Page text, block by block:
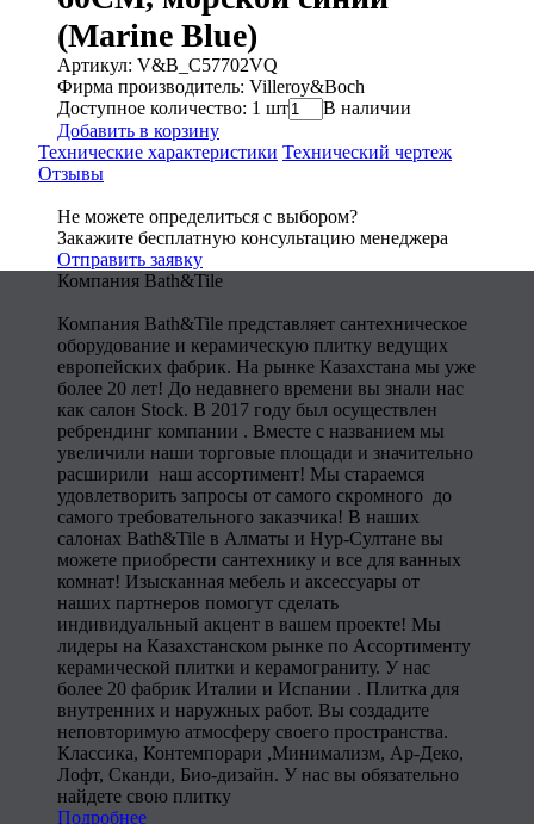
(Marine Blue)
Артикул: V&B_C57702VQ
Фирма производитель: Villeroy&Boch
Доступное количество: 1 шт
В наличии
Добавить в корзину
Технические характеристики Технический чертеж
Отзывы
Не можете определиться с выбором?
Закажите бесплатную консультацию менеджера
Отправить заявку
Компания Bath&Tile
Компания Bath&Tile представляет сантехническое
оборудование и керамическую плитку ведущих
европейских фабрик. На рынке Казахстана мы уже
более 20 лет! До недавнего времени вы знали нас
как салон Stock. В 2017 году был осуществлен
ребрендинг компании . Вместе с названием мы
увеличили наши торговые площади и значительно
расширили наш ассортимент! Мы стараемся
удовлетворить запросы от самого скромного до
самого требовательного заказчика! В наших
салонах Bath&Tile в Алматы и Нур-Султане вы
можете приобрести сантехнику и все для ванных
комнат! Изысканная мебель и аксессуары от
наших партнеров помогут сделать
индивидуальный акцент в вашем проекте! Мы
лидеры на Казахстанском рынке по Ассортименту
керамической плитки и керамограниту. У нас
более 20 фабрик Италии и Испании . Плитка для
внутренних и наружных работ. Вы создадите
неповторимую атмосферу своего пространства.
Классика, Контемпорари ,Минимализм, Ар-Деко,
Лофт, Сканди, Био-дизайн. У нас вы обязательно
найдете свою плитку
Подробнее